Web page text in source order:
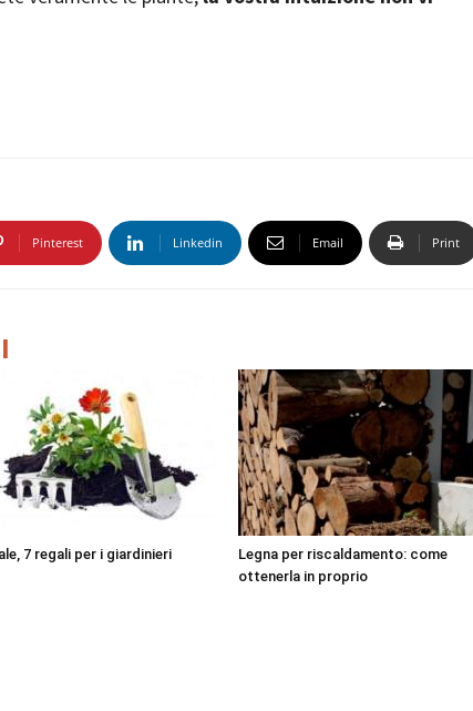
Pinterest Linkedin Email Print
7 regali per i giardinieri
Legna per riscaldamento: come
ottenerla in proprio